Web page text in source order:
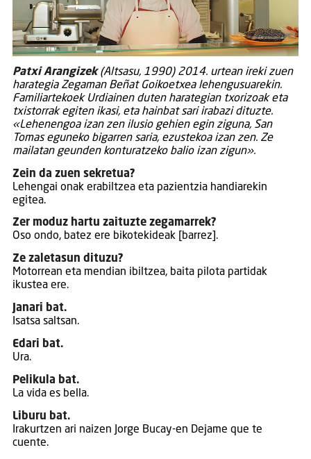
Patxi Arangizek(Altsasu, 1990) 2014. urtean ireki zuen
harategia Zegaman Beñat Goikoetxea lehengusuarekin.
Familiartekoek Urdiainen duten harategian txorizoak eta
txistorrak egiten ikasi, eta hainbat sari irabazi dituzte.
«Lehenengoa izan zen ilusio gehien egin ziguna, San
Tomas eguneko bigarren saria, ezustekoa izan zen. Ze
mailatan geunden konturatzeko balio izan zigun».
Zein da zuen sekretua?
Lehengai onak erabiltzea eta pazientzia handiarekin
egitea.
Zer moduz hartu zaituzte zegamarrek?
Oso ondo, batez ere bikotekideak [barrez].
Ze zaletasun dituzu?
Motorrean eta mendian ibiltzea, baita pilota partidak
ikustea ere.
Janari bat.
Isatsa saltsan.
Edari bat.
Ura.
Pelikula bat.
La vida es bella.
Liburu bat.
Irakurtzen ari naizen Jorge Bucay-en Dejame que te
cuente.